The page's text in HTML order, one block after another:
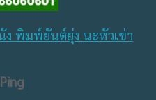
ง พิมพ์ยันต์ยุ่ง นะหัวเข่า